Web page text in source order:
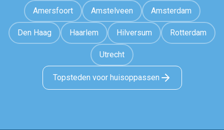
Amersfoort Amstelveen Amsterdam
Den Haag Haarlem Hilversum Rotterdam
Utrecht
Topsteden voor huisoppassen